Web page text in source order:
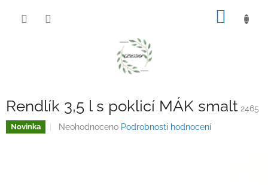
Rendlík 3,5 l s poklicí MÁK smalt 2465
Novinka
Průměrné
Neohodnoceno Podrobnosti hodnocení